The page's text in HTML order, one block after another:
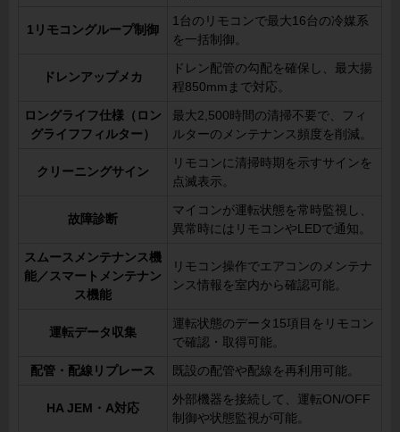
1リモコングループ制御
1台のリモコンで最大16台の冷媒系
を一括制御。
ドレンアップメカ
ドレン配管の勾配を確保し、最大揚
程850mmまで対応。
ロングライフ仕様（ロン
グライフフィルター）
最大2,500時間の清掃不要で、フィ
ルターのメンテナンス頻度を削減。
クリーニングサイン
リモコンに清掃時期を示すサインを
点滅表示。
故障診断
マイコンが運転状態を常時監視し、
異常時にはリモコンやLEDで通知。
スムースメンテナンス機
能／スマートメンテナン
ス機能
リモコン操作でエアコンのメンテナ
ンス情報を室内から確認可能。
運転データ収集
運転状態のデータ15項目をリモコン
で確認・取得可能。
配管・配線リプレース 既設の配管や配線を再利用可能。
HA JEM・A対応
外部機器を接続して、運転ON/OFF
制御や状態監視が可能。